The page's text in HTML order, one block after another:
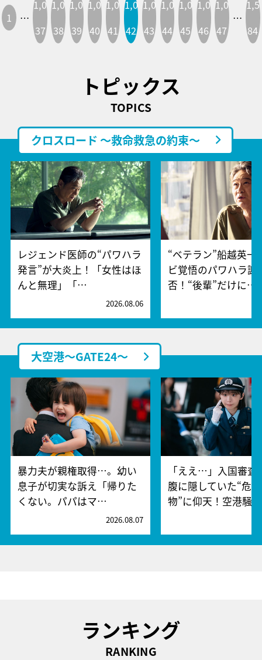
1 …
1,0
37
1,0
38
1,0
39
1,0
40
1,0
41
1,0
42
1,0
43
1,0
44
1,0
45
1,0
46
1,0
47
…
1,5
84
トピックス
TOPICS
クロスロード ～救命救急の約束～
レジェンド医師の“パワハラ
発言”が大炎上！「女性はほ
んと無理」「…
2026.08.06
“ベテラン”船越英一
ビ覚悟のパワハラ謝
否！“後輩”だけに…
大空港～GATE24～
暴力夫が親権取得…。幼い
息子が切実な訴え「帰りた
くない。パパはマ…
2026.08.07
「ええ…」入国審査
腹に隠していた“危
物”に仰天！空港騒
ランキング
RANKING